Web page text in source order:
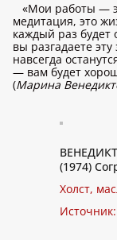
«Мои работы —
медитация, это
каждый раз будет
вы разгадаете
навсегда
— вам будет
(Марина
(1974)
Холст,